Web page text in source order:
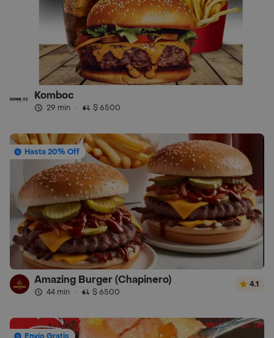
Komboc
29 min · $ 6500
Hasta 20% Off
Amazing Burger (Chapinero)
44 min · $ 6500
4.1